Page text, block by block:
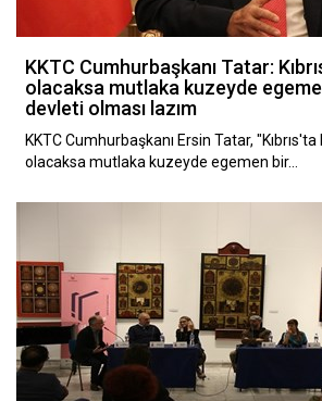
KKTC Cumhurbaşkanı Tatar:
olacaksa mutlaka kuzeyde
devleti olması lazım
KKTC Cumhurbaşkanı Ersin Tatar,
olacaksa mutlaka kuzeyde egemen bir…